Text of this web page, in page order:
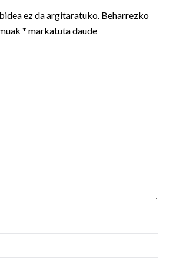
ez da argitaratuko. Beharrezko
* markatuta daude